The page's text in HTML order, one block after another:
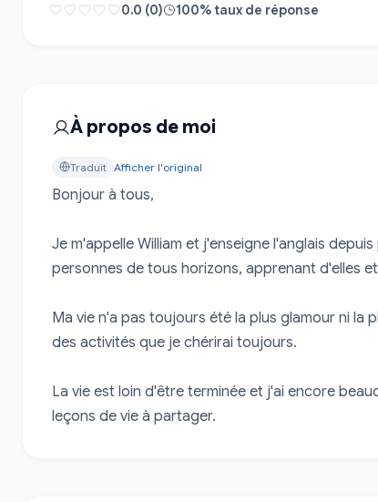
0.0 (0) 100% taux de réponse
À propos de moi
Traduit Afficher l'original
Bonjour à tous,
Je m'appelle William et j'enseigne l'anglais
personnes de tous horizons, apprenant d'elles
Ma vie n'a pas toujours été la plus glamour ni la
des activités que je chérirai toujours.
La vie est loin d'être terminée et j'ai encore
leçons de vie à partager.